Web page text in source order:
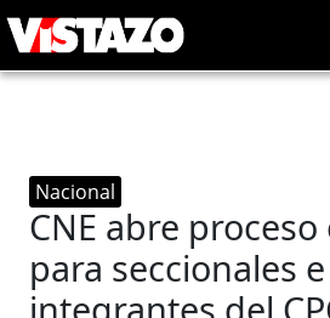
Nacional
CNE abre
para seccionales e